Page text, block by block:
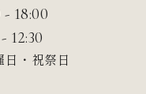
- 18:00
12:30
・祝祭日